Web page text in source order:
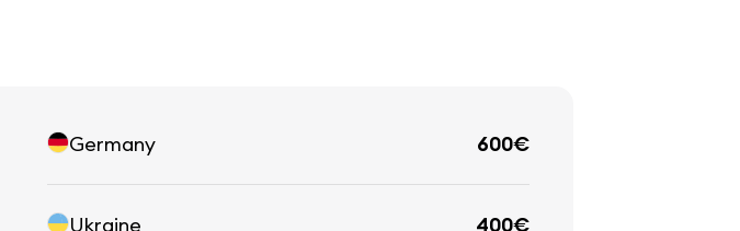
Germany 600€
Ukraine 400€